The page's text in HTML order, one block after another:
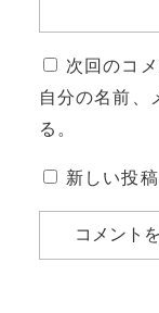
次回のコ
自分の名前、
る。
新しい投